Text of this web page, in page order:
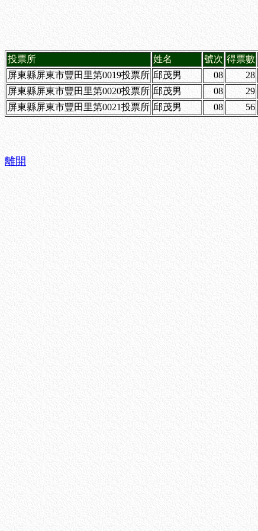
投票所 姓名 號次 得票數
屏東縣屏東市豐田里第0019投票所 邱茂男 08 28
屏東縣屏東市豐田里第0020投票所 邱茂男 08 29
屏東縣屏東市豐田里第0021投票所 邱茂男 08 56
離開